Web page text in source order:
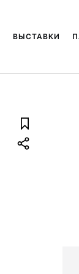
ВЫСТАВКИ